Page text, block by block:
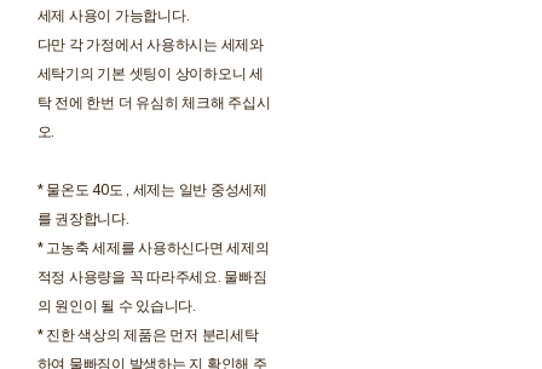
세제 사용이 가능합니다.
다만 각 가정에서 사용하시는 세제와
세탁기의 기본 셋팅이 상이하오니 세
탁 전에 한번 더 유심히 체크해 주십시
오.
* 물온도 40도 , 세제는 일반 중성세제
를 권장합니다.
* 고농축 세제를 사용하신다면 세제의
적정 사용량을 꼭 따라주세요. 물빠짐
의 원인이 될 수 있습니다.
* 진한 색상의 제품은 먼저 분리세탁
하여 물빠짐이 발생하는 지 확인해 주